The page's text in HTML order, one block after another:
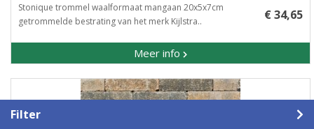
Filter
Stonique trommel waalformaat mangaan 20x5x7cm ​
getrommelde bestrating van het merk Kijlstra..
Meer info
€ 34,65